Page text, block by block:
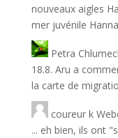
nouveaux aigles
mer juvénile
Petra
18.8. Aru a
la carte de
coureurk
... eh bien, ils ont